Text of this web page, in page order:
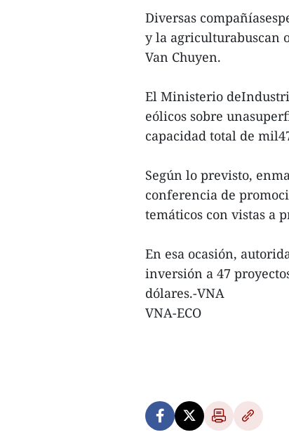
Diversas
y la agriculturabuscan
Van Chuyen.
El Ministerio
eólicos sobre
capacidad total de
Según lo previsto,
conferencia de
temáticos con vistas a
En esa ocasión,
inversión a 47
dólares.-VNA
VNA-ECO